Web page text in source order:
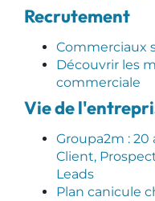
Recrutement
Commerciaux
Découvrir les
commerciale
Vie de
Groupa2m : 20
Client,
Leads
Plan canicule